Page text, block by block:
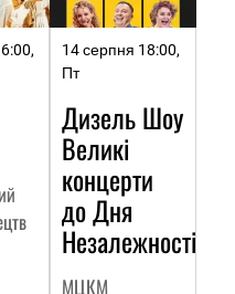
14 серпня 18:00,
Пт
Дизель Шоу
Великі
концерти
до Дня
Незалежності
МЦКМ